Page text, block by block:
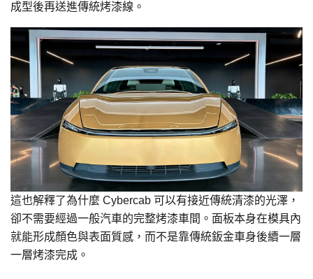
成型後再送進傳統烤漆線。
這也解釋了為什麼 Cybercab 可以有接近傳統清漆的光澤，
卻不需要經過一般汽車的完整烤漆車間。面板本身在模具內
就能形成顏色與表面質感，而不是靠傳統鈑金車身後續一層
一層烤漆完成。